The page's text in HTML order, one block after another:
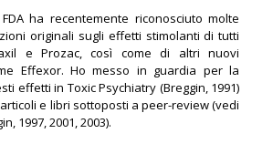
ha recentemente riconosciuto molte
originali sugli effetti stimolanti di tutti
e Prozac, così come di altri nuovi
Effexor. Ho messo in guardia per la
effetti in Toxic Psychiatry (Breggin, 1991)
e libri sottoposti a peer-review (vedi
1997, 2001, 2003).